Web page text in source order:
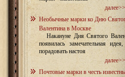
далее>>
Необычные марки ко Дню
Валентина в Москве
Накануне Дня Святого
появилась замечательная
порадовать настоя
далее>>
Почтовые марки в честь